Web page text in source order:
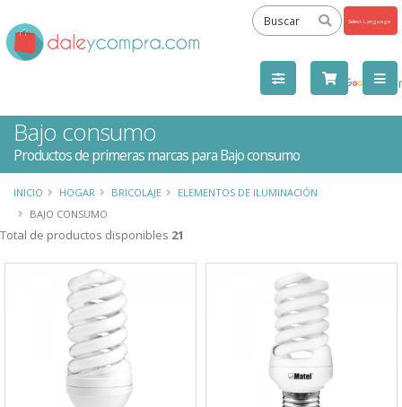
by
Bajo consumo
Productos de primeras marcas para Bajo consumo
INICIO HOGAR BRICOLAJE
ELEMENTOS DE ILUMINACIÓN
BAJO CONSUMO
Total de productos disponibles 21